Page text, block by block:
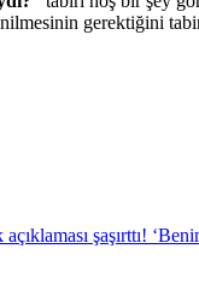
gerektiğini
şaşırttı!